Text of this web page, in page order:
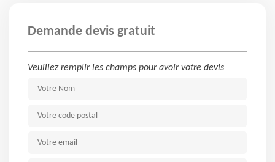
Demande devis gratuit
Veuillez remplir les champs pour avoir votre devis